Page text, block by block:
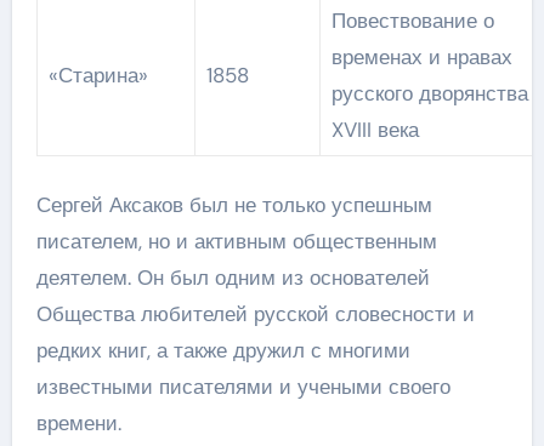
«Старина» 1858
Повествование о
временах и нравах
русского дворянства
XVIII века
Сергей Аксаков был не только успешным
писателем, но и активным общественным
деятелем. Он был одним из основателей
Общества любителей русской словесности и
редких книг, а также дружил с многими
известными писателями и учеными своего
времени.